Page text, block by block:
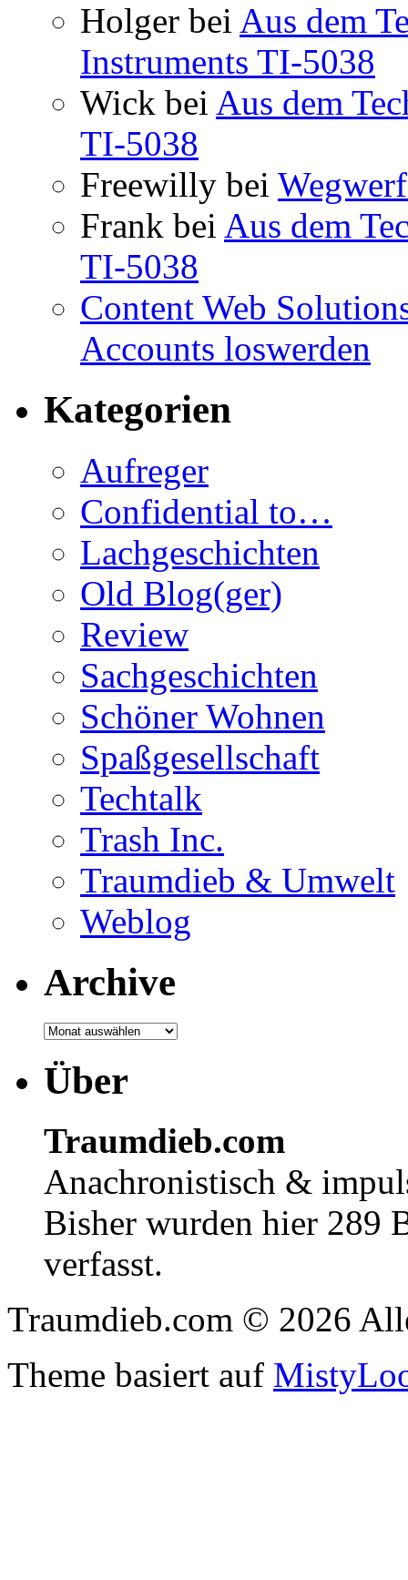
Holger bei Aus dem
Instruments TI-5038
Wick bei Aus dem
TI-5038
Freewilly bei
Frank bei Aus dem
TI-5038
Content Web
Accounts loswerden
Kategorien
Aufreger
Confidential to…
Lachgeschichten
Old Blog(ger)
Review
Sachgeschichten
Schöner Wohnen
Spaßgesellschaft
Techtalk
Trash Inc.
Traumdieb & Umwelt
Weblog
Archive
Über
Traumdieb.com
Anachronistisch &
Bisher wurden hier 289
verfasst.
Traumdieb.com © 2026
Theme basiert auf